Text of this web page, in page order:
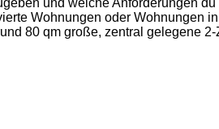
Wohnungen oder Wohnungen
80 qm große, zentral gelegene